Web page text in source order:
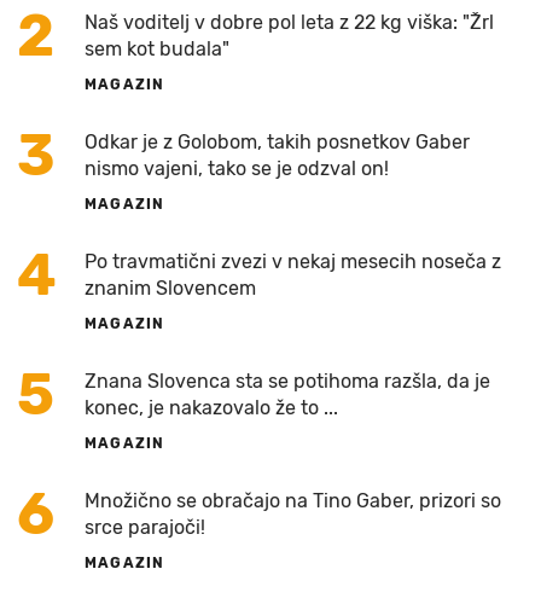
2
Naš voditelj v dobre pol leta z 22 kg viška: "Žrl
sem kot budala"
MAGAZIN
3
Odkar je z Golobom, takih posnetkov Gaber
nismo vajeni, tako se je odzval on!
MAGAZIN
4
Po travmatični zvezi v nekaj mesecih noseča z
znanim Slovencem
MAGAZIN
5
Znana Slovenca sta se potihoma razšla, da je
konec, je nakazovalo že to ...
MAGAZIN
6
Množično se obračajo na Tino Gaber, prizori so
srce parajoči!
MAGAZIN